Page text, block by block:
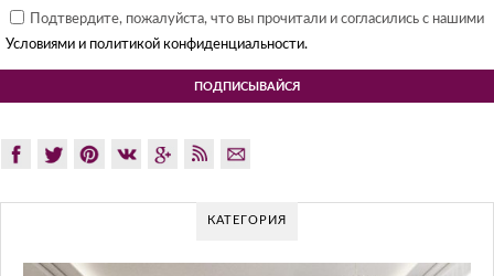
Подтвердите, пожалуйста, что вы прочитали и согласились с нашими
Условиями и политикой конфиденциальности.
КАТЕГОРИЯ